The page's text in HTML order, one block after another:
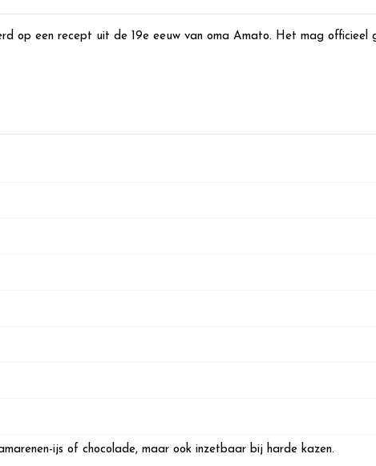
op een recept uit de 19e eeuw van oma Amato. Het mag officieel
ijs of chocolade, maar ook inzetbaar bij harde kazen.